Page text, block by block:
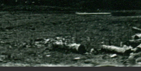
х годов1;
х годов 2;
х годов 3;
монастыря;